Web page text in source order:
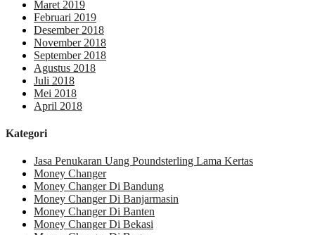
Maret 2019
Februari 2019
Desember 2018
November 2018
September 2018
Agustus 2018
Juli 2018
Mei 2018
April 2018
Kategori
Jasa Penukaran Uang Poundsterling Lama Kertas
Money Changer
Money Changer Di Bandung
Money Changer Di Banjarmasin
Money Changer Di Banten
Money Changer Di Bekasi